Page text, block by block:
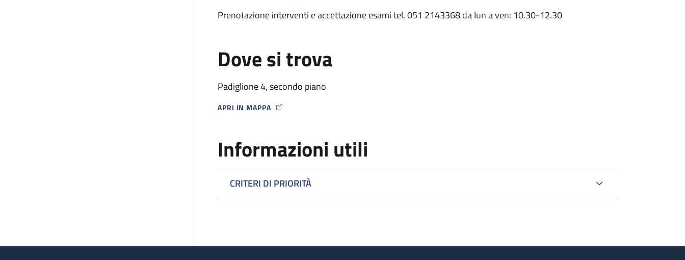
Prenotazione interventi e accettazione esami tel. 051 2143368 da lun a ven: 10.30-12.30
Dove si trova
Padiglione 4, secondo piano
APRI IN MAPPA
MAP ICON
Informazioni utili
CRITERI DI PRIORITÀ